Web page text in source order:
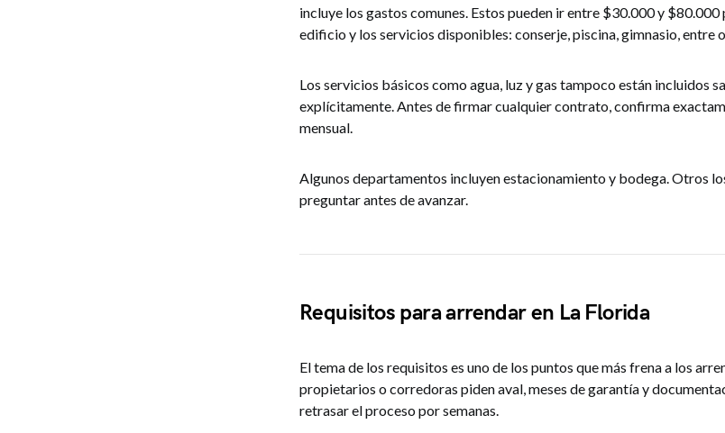
incluye los gastos comunes. Estos pueden ir entre $30.000 y $80.000
edificio y los servicios disponibles: conserje, piscina, gimnasio, entre
Los servicios básicos como agua, luz y gas tampoco están incluidos
explícitamente. Antes de firmar cualquier contrato, confirma
mensual.
Algunos departamentos incluyen estacionamiento y bodega. Otros
preguntar antes de avanzar.
Requisitos para arrendar en La Florida
El tema de los requisitos es uno de los puntos que más frena a los
propietarios o corredoras piden aval, meses de garantía y
retrasar el proceso por semanas.